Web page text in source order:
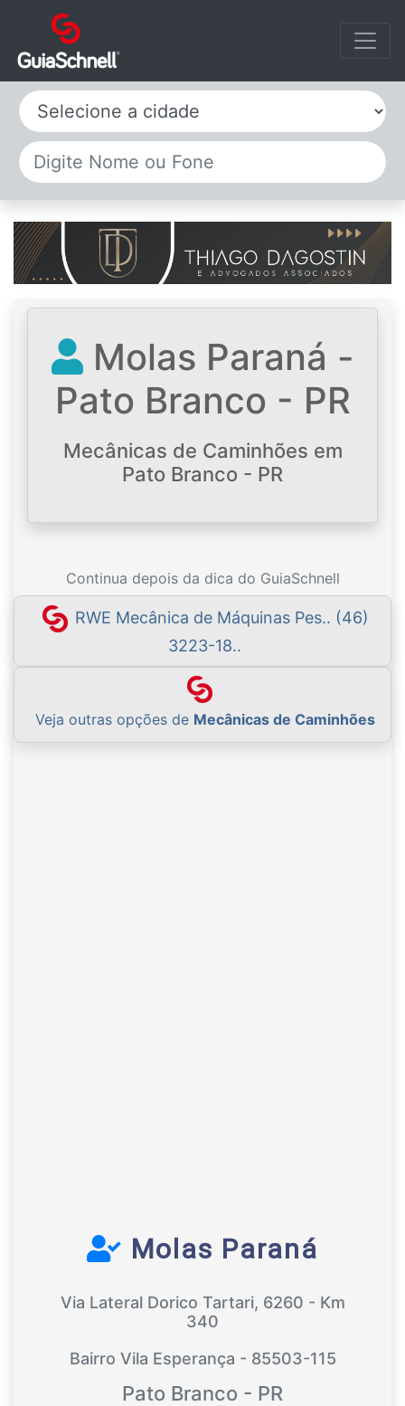
Selecione a cidade
Molas Paraná -
Pato Branco - PR
Mecânicas de Caminhões em
Pato Branco - PR
Continua depois da dica do GuiaSchnell
RWE Mecânica de Máquinas Pes.. (46)
3223-18..
Veja outras opções de Mecânicas de Caminhões
Molas Paraná
Via Lateral Dorico Tartari, 6260 - Km
340
Bairro Vila Esperança - 85503-115
Pato Branco - PR